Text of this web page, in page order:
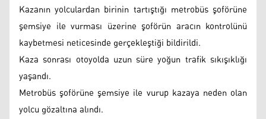
Kazanın yolculardan birinin tartıştığı metrobüs şoförüne
şemsiye ile vurması üzerine şoförün aracın kontrolünü
kaybetmesi neticesinde gerçekleştiği bildirildi.
Kaza sonrası otoyolda uzun süre yoğun trafik sıkışıklığı
yaşandı.
Metrobüs şoförüne şemsiye ile vurup kazaya neden olan
yolcu gözaltına alındı.